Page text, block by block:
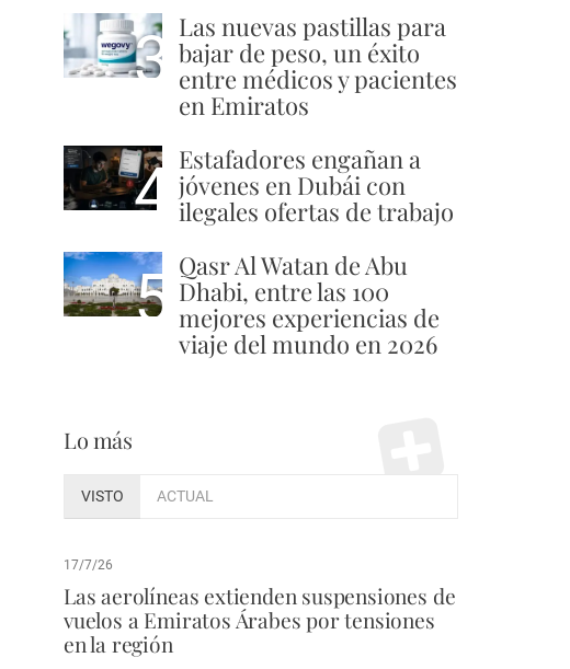
3 Las nuevas pastillas para
bajar de peso, un éxito
entre médicos y pacientes
en Emiratos
4 Estafadores engañan a
jóvenes en Dubái con
ilegales ofertas de trabajo
5 Qasr Al Watan de Abu
Dhabi, entre las 100
mejores experiencias de
viaje del mundo en 2026
Lo más
VISTO ACTUAL
17/7/26
Las aerolíneas extienden suspensiones de
vuelos a Emiratos Árabes por tensiones
en la región